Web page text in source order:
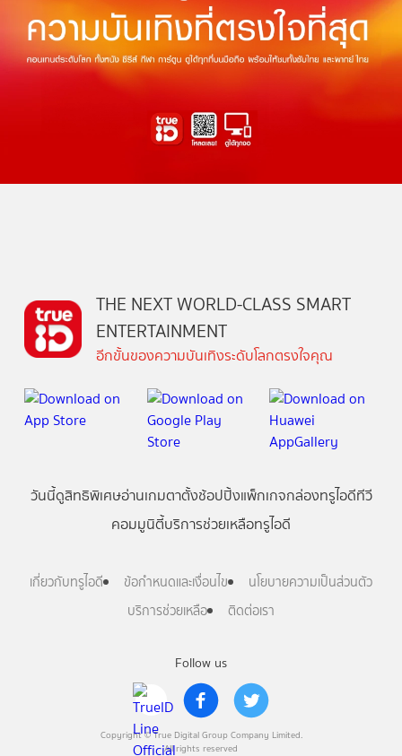
Follow us
Copyright © True Digital Group Company Limited.
All rights reserved
THE NEXT WORLD-CLASS SMART
ENTERTAINMENT
อีกขั้นของความบันเทิงระดับโลกตรงใจคุณ
วันนี้ดูสิทธิพิเศษอ่านเกมตาตั้งช้อปปิ้งแพ็กเกจกล่องทรูไอดีทีวี
คอมมูนิตี้บริการช่วยเหลือทรูไอดี
เกี่ยวกับทรูไอดี ข้อกำหนดและเงื่อนไข
นโยบายความเป็นส่วนตัว
บริการช่วยเหลือ
ติดต่อเรา